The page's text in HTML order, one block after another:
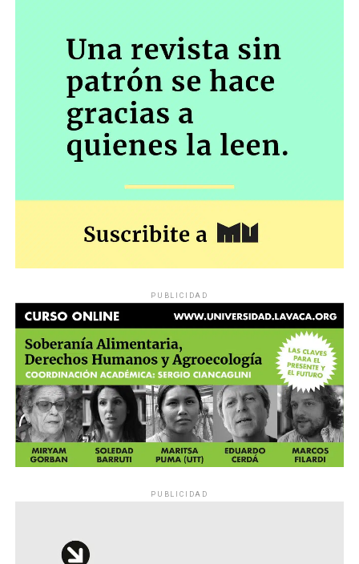
PUBLICIDAD
PUBLICIDAD